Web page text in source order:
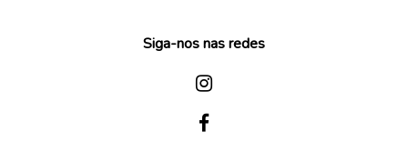
Siga-nos nas redes